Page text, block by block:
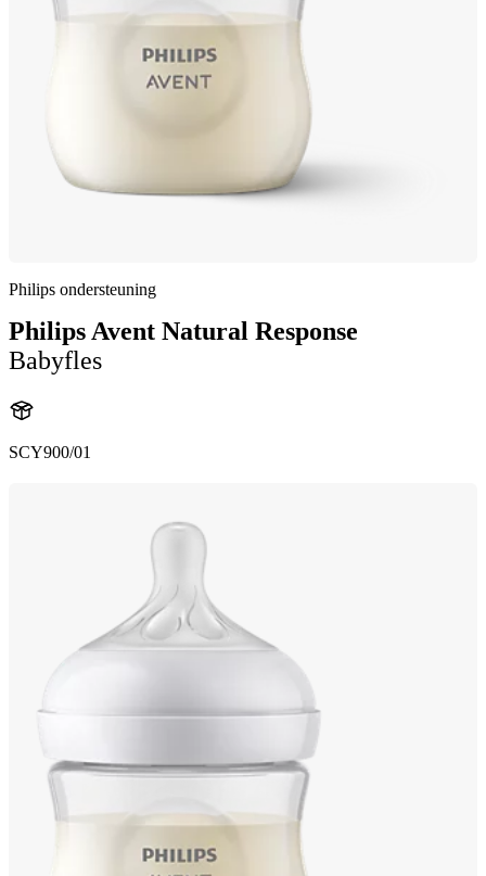
Philips ondersteuning
Philips Avent Natural Response
Babyfles
SCY900/01